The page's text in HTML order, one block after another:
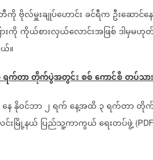
တီကိုဗိုလ်မှူးချုပ်ဟောင်းခင်ရီက ဦးဆောင်
းကိုကိုယ်စားလှယ်လောင်းအဖြစ်ဒါမှမဟု
။
ရက်တာတိုက်ပွဲအတွင်းစစ်ကောင်စီတပ်သား
နေနိုဝင်ဘာ၂ရက်နေ့အထိ ၃ရက်တာတိုက်
းမြို့နယ် ပြည်သူ့ကာကွယ်ရေးတပ်ဖွဲ့